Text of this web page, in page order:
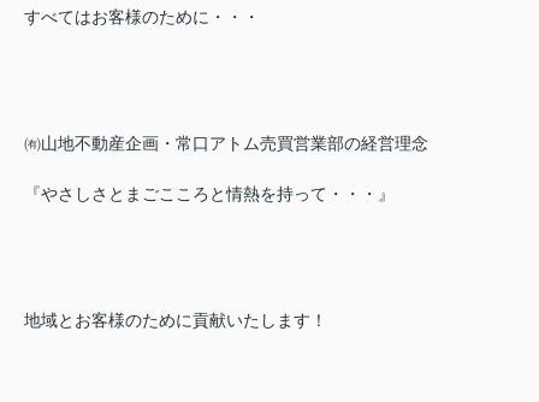
すべてはお客様のために・・・
㈲山地不動産企画・常口アトム売買営業部の経営理念
『やさしさとまごこころと情熱を持って・・・』
地域とお客様のために貢献いたします！